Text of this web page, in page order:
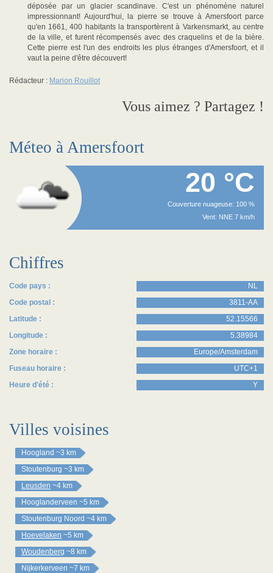
déposée par un glacier scandinave. C'est un phénomène naturel
impressionnant! Aujourd'hui, la pierre se trouve à Amersfoort parce
qu'en 1661, 400 habitants la transportèrent à Varkensmarkt, au centre
de la ville, et furent récompensés avec des craquelins et de la bière.
Cette pierre est l'un des endroits les plus étranges d'Amersfoort, et il
vaut la peine d'être découvert!
Rédacteur : Marion Rouillot
Vous aimez ? Partagez !
Méteo à Amersfoort
20 °C
Couverture nuageuse: 100 %
Vent: NNE 7 km/h
Chiffres
Code pays :
NL
Code postal :
3811-AA
Latitude :
52.15566
Longitude :
5.38984
Zone horaire :
Europe/Amsterdam
Fuseau horaire :
UTC+1
Heure d'été :
Y
Villes voisines
Hoogland ~3 km
Stoutenburg ~3 km
Leusden ~4 km
Hooglanderveen ~5 km
Stoutenburg Noord ~4 km
Hoevelaken ~5 km
Woudenberg ~8 km
Nijkerkerveen ~7 km